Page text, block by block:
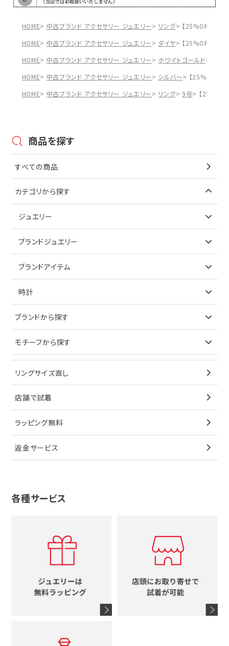
HOME 中古ブランド アクセサリー ジュエリー リング
【25%OFF】杢
HOME
中古ブランド アクセサリー ジュエリー ダイヤ
【25%OFF】杢
HOME
中古ブランド アクセサリー ジュエリー ホワイトゴールド
HOME
中古ブランド アクセサリー ジュエリー シルバー
【25%OFF
HOME
中古ブランド アクセサリー ジュエリー リング 9号 【
商品を探す
すべての商品
カテゴリから探す
ジュエリー
アイテムで探す
ブレスレット
ペンダントトップ
ブローチ
その他
ノーブランドジュエリーをすべて見る
ブランドジュエリー
アイテムで探す
イヤリング
ブレスレット
ペンダントトップ
ブローチ
その他
ティファニー
ブルガリ
グッチ
ブランドアイテム
アイテムで探す
キーケース
サングラス
シューズ
香水
シャネル
コーチ
ブランドアイテムをすべて見る
時計
ブランドで探す
オメガ
シャネル
タグホイヤー
カルティエ
セイコー
メンズ時計
時計をすべて見る
ブランドから探す
ティファニー
ブルガリ
カルティエ
ウノアエレ
4℃
グッチ
ルイヴィトン
エルメス
シャネル
モチーフから探す
星
リボン
花
十字架
イニシャル
リングサイズ直し
店舗で試着
ラッピング無料
返金サービス
各種サービス